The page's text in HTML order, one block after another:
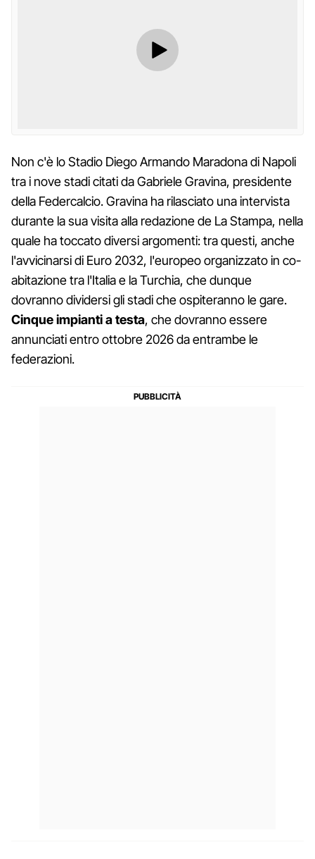
Non c'è lo Stadio Diego Armando Maradona di Napoli
tra i nove stadi citati da Gabriele Gravina, presidente
della Federcalcio. Gravina ha rilasciato una intervista
durante la sua visita alla redazione de La Stampa, nella
quale ha toccato diversi argomenti: tra questi, anche
l'avvicinarsi di Euro 2032, l'europeo organizzato in co-
abitazione tra l'Italia e la Turchia, che dunque
dovranno dividersi gli stadi che ospiteranno le gare.
Cinque impianti a testa, che dovranno essere
annunciati entro ottobre 2026 da entrambe le
federazioni.